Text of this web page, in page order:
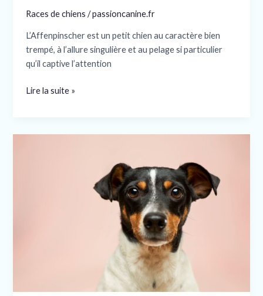
Races de chiens /passioncanine.fr
L’Affenpinscher est un petit chien au caractère bien
trempé, à l’allure singulière et au pelage si particulier
qu’il captive l’attention
savoir
de
Lire la suite »